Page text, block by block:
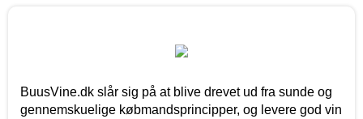
BuusVine.dk slår sig på at blive drevet ud fra sunde og
gennemskuelige købmandsprincipper, og levere god vin